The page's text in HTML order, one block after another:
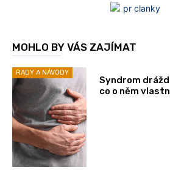
MOHLO BY VÁS ZAJÍMAT
RADY A NÁVODY
Syndrom
co o něm